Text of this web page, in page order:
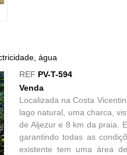
água
REF PV-T-594
Venda
Localizada na Costa
lago natural, uma charca,
de Aljezur e 8 km da praia.
garantindo todas as
existente tem uma área